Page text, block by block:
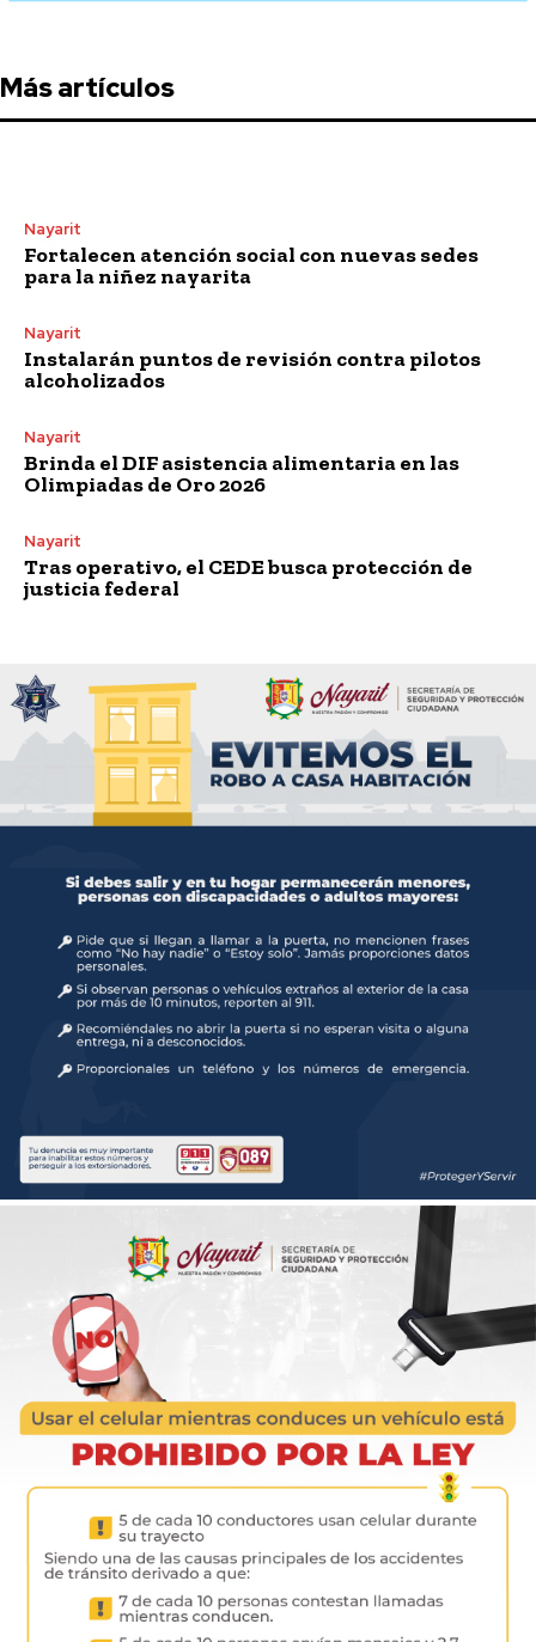
Más artículos
Nayarit
Fortalecen atención social con nuevas sedes
para la niñez nayarita
Nayarit
Instalarán puntos de revisión contra pilotos
alcoholizados
Nayarit
Brinda el DIF asistencia alimentaria en las
Olimpiadas de Oro 2026
Nayarit
Tras operativo, el CEDE busca protección de
justicia federal